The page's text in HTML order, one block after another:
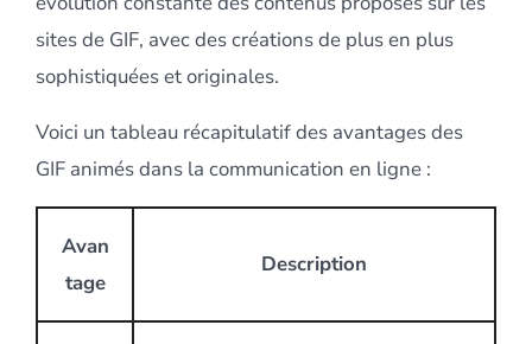
sites de GIF, avec des créations de plus en plus
sophistiquées et originales.
Voici un tableau récapitulatif des avantages des
GIF animés dans la communication en ligne :
Avan
tage
Description